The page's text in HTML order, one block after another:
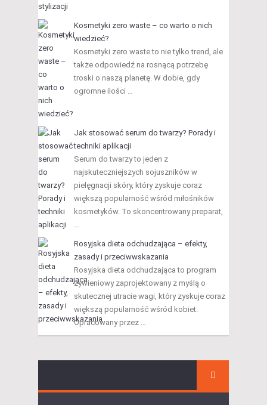
Kosmetyki zero waste – co warto o nich
wiedzieć?
Kosmetyki zero waste to nie tylko trend, ale
także odpowiedź na rosnącą potrzebę
troski o naszą planetę. W dobie, gdy
ogromne ilości …
Jak stosować serum do twarzy? Porady i
techniki aplikacji
Serum do twarzy to jeden z
najskuteczniejszych sojuszników w
pielęgnacji skóry, który zyskuje coraz
większą popularność wśród miłośników
kosmetyków. To skoncentrowany preparat,
…
Rosyjska dieta odchudzająca – efekty,
zasady i przeciwwskazania
Rosyjska dieta odchudzająca to program
żywieniowy zaprojektowany z myślą o
skutecznej utracie wagi, który zyskuje coraz
większą popularność wśród kobiet.
Opracowany przez …